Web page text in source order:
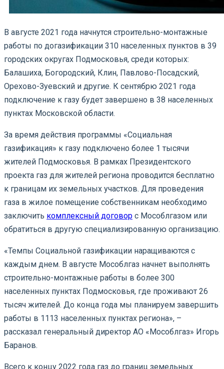
В августе 2021 года начнутся строительно-монтажные
работы по догазификации 310 населенных пунктов в 39
городских округах Подмосковья, среди которых:
Балашиха, Богородский, Клин, Павлово-Посадский,
Орехово-Зуевский и другие. К сентябрю 2021 года
подключение к газу будет завершено в 38 населенных
пунктах Московской области.
За время действия программы «Социальная
газификация» к газу подключено более 1 тысячи
жителей Подмосковья. В рамках Президентского
проекта газ для жителей региона проводится бесплатно
к границам их земельных участков. Для проведения
газа в жилое помещение собственникам необходимо
заключить комплексный договор с Мособлгазом или
обратиться в другую специализированную организацию.
«Темпы Социальной газификации наращиваются с
каждым днем. В августе Мособлгаз начнет выполнять
строительно-монтажные работы в более 300
населенных пунктах Подмосковья, где проживают 26
тысяч жителей. До конца года мы планируем завершить
работы в 1113 населенных пунктах региона», –
рассказал генеральный директор АО «Мособлгаз» Игорь
Баранов.
Всего к концу 2022 года газ до границ земельных